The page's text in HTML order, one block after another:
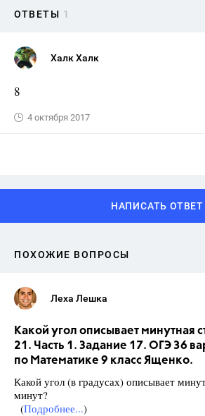
ОТВЕТЫ 1
Халк Халк
8
4 октября 2017
НАПИСАТЬ ОТВЕТ
ПОХОЖИЕ ВОПРОСЫ
Леха Лешка
Какой угол описывает минутная
21. Часть 1. Задание 17. ОГЭ 36
по Математике 9 класс Ященко.
Какой угол (в градусах) описывает
минут?
(Подробнее...)